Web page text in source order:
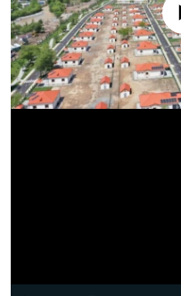
No media